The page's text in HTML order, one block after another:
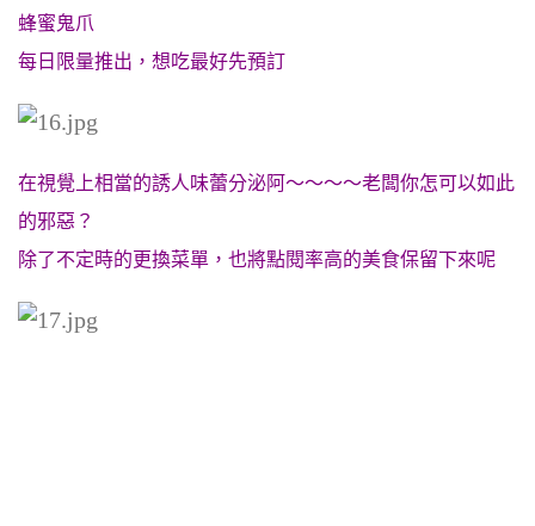
蜂蜜鬼爪
每日限量推出，想吃最好先預訂
在視覺上相當的誘人味蕾分泌阿～～～～老闆你怎可以如此
的邪惡？
除了不定時的更換菜單，也將點閱率高的美食保留下來呢